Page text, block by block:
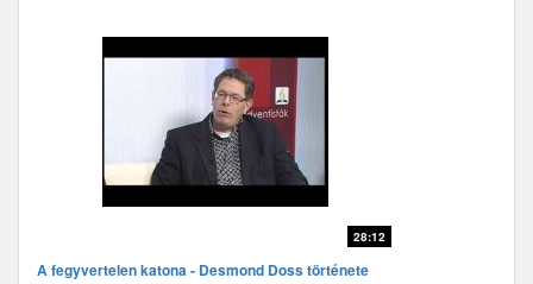
28:12
A fegyvertelen katona - Desmond Doss története